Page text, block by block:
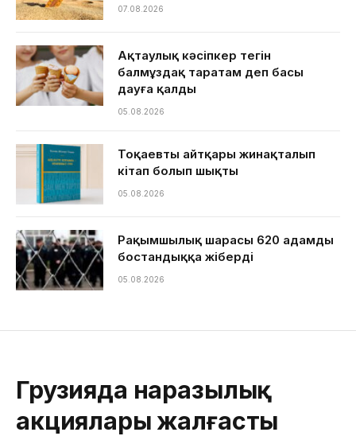
07.08.2026
Ақтаулық кәсіпкер тегін
балмұздақ таратам деп басы
дауға қалды
05.08.2026
Тоқаевтың айтқары жинақталып
кітап болып шықты
05.08.2026
Рақымшылық шарасы 620 адамды
бостандыққа жіберді
05.08.2026
Грузияда наразылық
акциялары жалғасты